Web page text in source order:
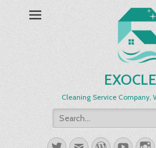
Cleaning Service Company,
Search
for: